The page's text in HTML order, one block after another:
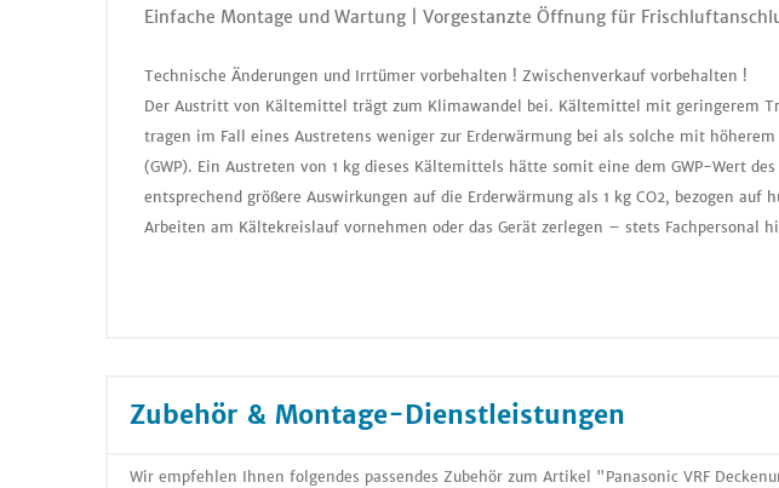
Einfache Montage und Wartung | Vorgestanzte Öffnung für
Technische Änderungen und Irrtümer vorbehalten ! Zwischenverkauf vorbehalten !
Der Austritt von Kältemittel trägt zum Klimawandel bei. Kältemittel mit geringerem
tragen im Fall eines Austretens weniger zur Erderwärmung bei als solche mit höherem
(GWP). Ein Austreten von 1 kg dieses Kältemittels hätte somit eine dem GWP-Wert
entsprechend größere Auswirkungen auf die Erderwärmung als 1 kg CO2, bezogen auf
Arbeiten am Kältekreislauf vornehmen oder das Gerät zerlegen – stets Fachpersonal
Zubehör & Montage-Dienstleistungen
Wir empfehlen Ihnen folgendes passendes Zubehör zum Artikel "Panasonic VRF